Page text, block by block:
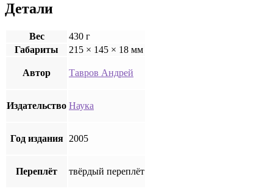
Детали
Вес
430 г
Габариты
215 × 145 × 18 мм
Автор Тавров Андрей
Издательство Наука
Год издания 2005
Переплёт твёрдый переплёт